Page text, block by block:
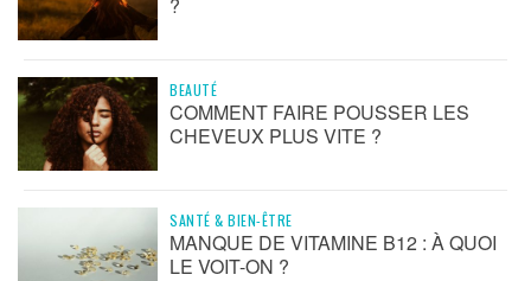
BEAUTÉ
COMMENT FAIRE POUSSER LES
CHEVEUX PLUS VITE ?
SANTÉ & BIEN-ÊTRE
MANQUE DE VITAMINE B12 : À QUOI
LE VOIT-ON ?